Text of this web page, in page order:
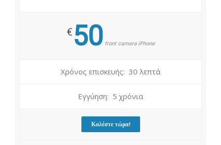
€ 50 front camera iPhone
Χρόνος επισκευής: 30 λεπτά
Εγγύηση: 5 χρόνια
Καλέστε τώρα!